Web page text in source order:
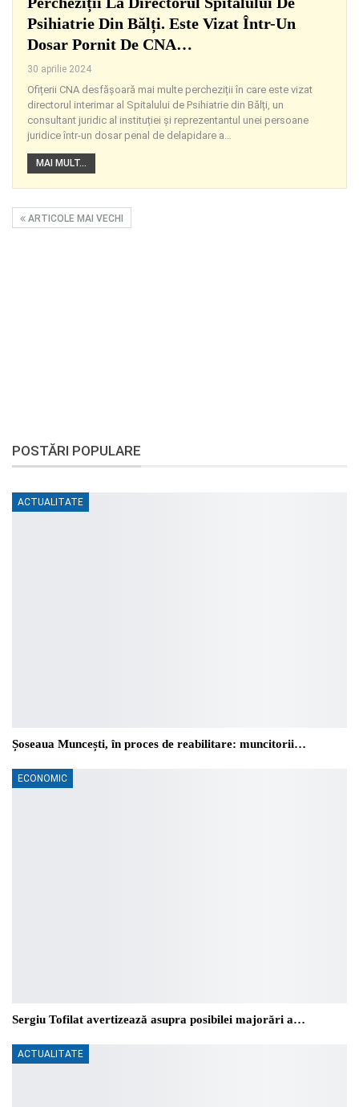
Psihiatrie Din Bălți. Este Vizat Într-Un
Dosar Pornit De CNA…
30 aprilie 2024
Ofițerii CNA desfășoară mai multe percheziții în care este vizat
directorul interimar al Spitalului de Psihiatrie din Bălți, un
consultant juridic al instituției și reprezentantul unei persoane
juridice într-un dosar penal de delapidare a
MAI MULT...
ARTICOLE MAI VECHI
POSTĂRI POPULARE
ACTUALITATE
Șoseaua Muncești, în proces de reabilitare: muncitorii…
ECONOMIC
Sergiu Tofilat avertizează asupra posibilei majorări a…
ACTUALITATE